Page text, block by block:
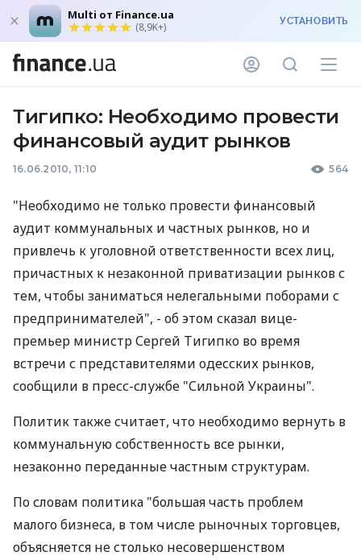
Multi от Finance.ua
(8,9K+) УСТАНОВИТЬ
Тигипко: Необходимо провести
финансовый аудит рынков
16.06.2010, 11:10 564
"Необходимо не только провести финансовый
аудит коммунальных и частных рынков, но и
привлечь к уголовной ответственности всех лиц,
причастных к незаконной приватизации рынков с
тем, чтобы заниматься нелегальными поборами с
предпринимателей", - об этом сказал вице-
премьер министр Сергей Тигипко во время
встречи с представителями одесских рынков,
сообщили в пресс-службе "Сильной Украины".
Политик также считает, что необходимо вернуть в
коммунальную собственность все рынки,
незаконно переданные частным структурам.
По словам политика "большая часть проблем
малого бизнеса, в том числе рыночных торговцев,
объясняется не столько несовершенством